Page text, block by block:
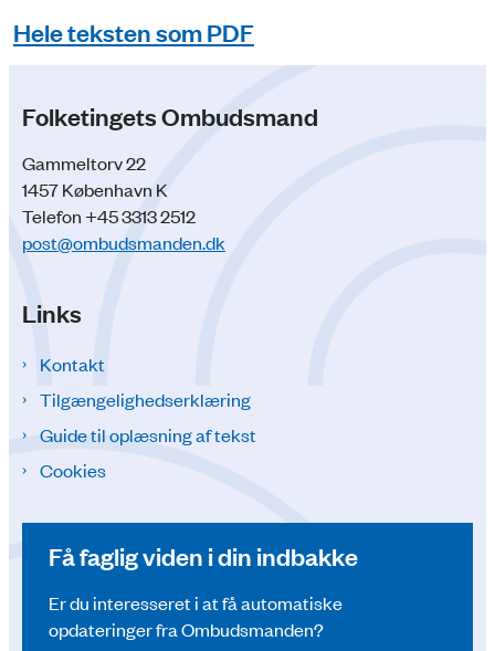
Hele teksten som PDF
Folketingets Ombudsmand
Gammeltorv 22
1457 København K
Telefon +45 3313 2512
post@ombudsmanden.dk
Links
Kontakt
Tilgængelighedserklæring
Guide til oplæsning af tekst
Cookies
Få faglig viden i din indbakke
Er du interesseret i at få automatiske
opdateringer fra Ombudsmanden?